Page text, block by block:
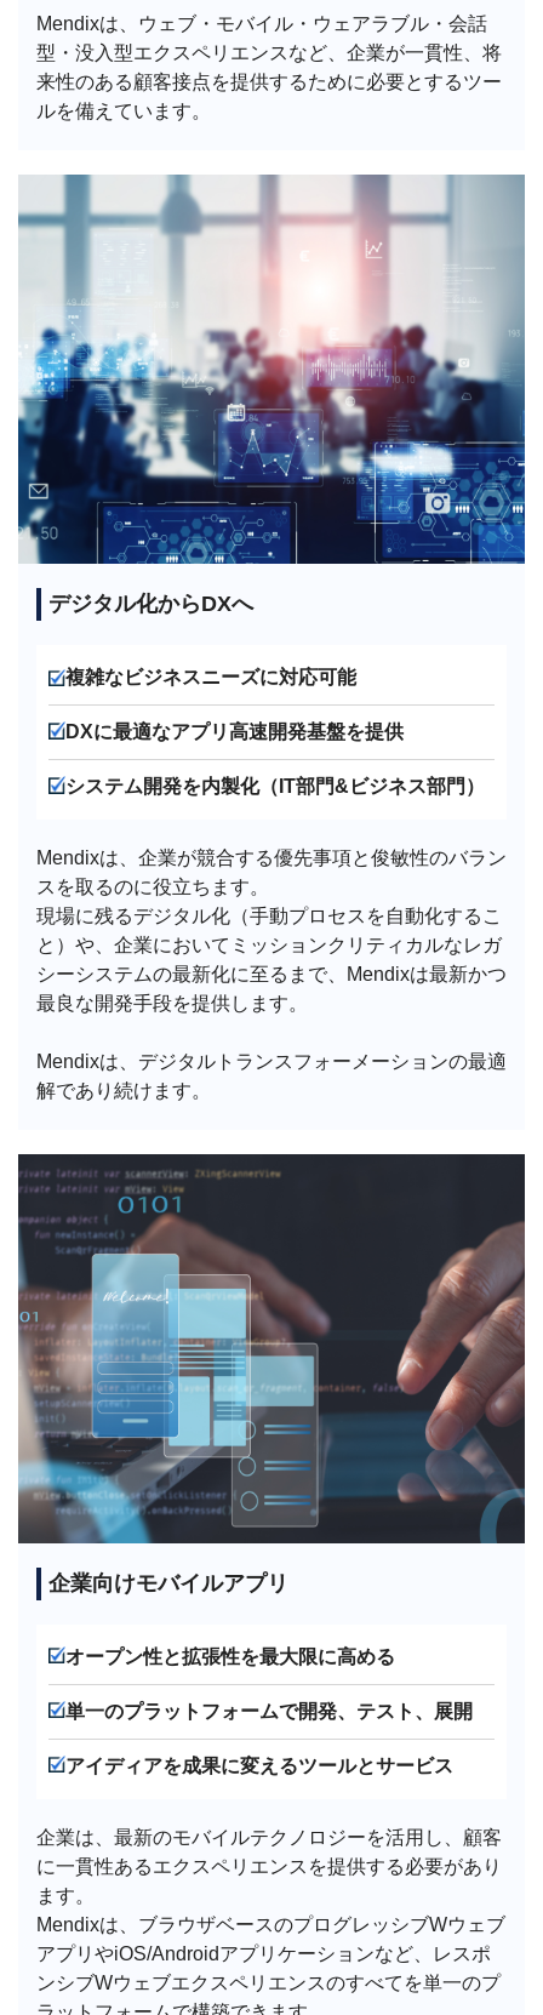
Mendixは、ウェブ・モバイル・ウェアラブル・会話
型・没入型エクスペリエンスなど、企業が一貫性、将
来性のある顧客接点を提供するために必要とするツー
ルを備えています。
デジタル化からDXへ
複雑なビジネスニーズに対応可能
DXに最適なアプリ高速開発基盤を提供
システム開発を内製化（IT部門&ビジネス部門）
Mendixは、企業が競合する優先事項と俊敏性のバラン
スを取るのに役立ちます。
現場に残るデジタル化（手動プロセスを自動化するこ
と）や、企業においてミッションクリティカルなレガ
シーシステムの最新化に至るまで、Mendixは最新かつ
最良な開発手段を提供します。
Mendixは、デジタルトランスフォーメーションの最適
解であり続けます。
企業向けモバイルアプリ
オープン性と拡張性を最大限に高める
単一のプラットフォームで開発、テスト、展開
アイディアを成果に変えるツールとサービス
企業は、最新のモバイルテクノロジーを活用し、顧客
に一貫性あるエクスペリエンスを提供する必要があり
ます。
Mendixは、ブラウザベースのプログレッシブWウェブ
アプリやiOS/Androidアプリケーションなど、レスポ
ンシブWウェブエクスペリエンスのすべてを単一のプ